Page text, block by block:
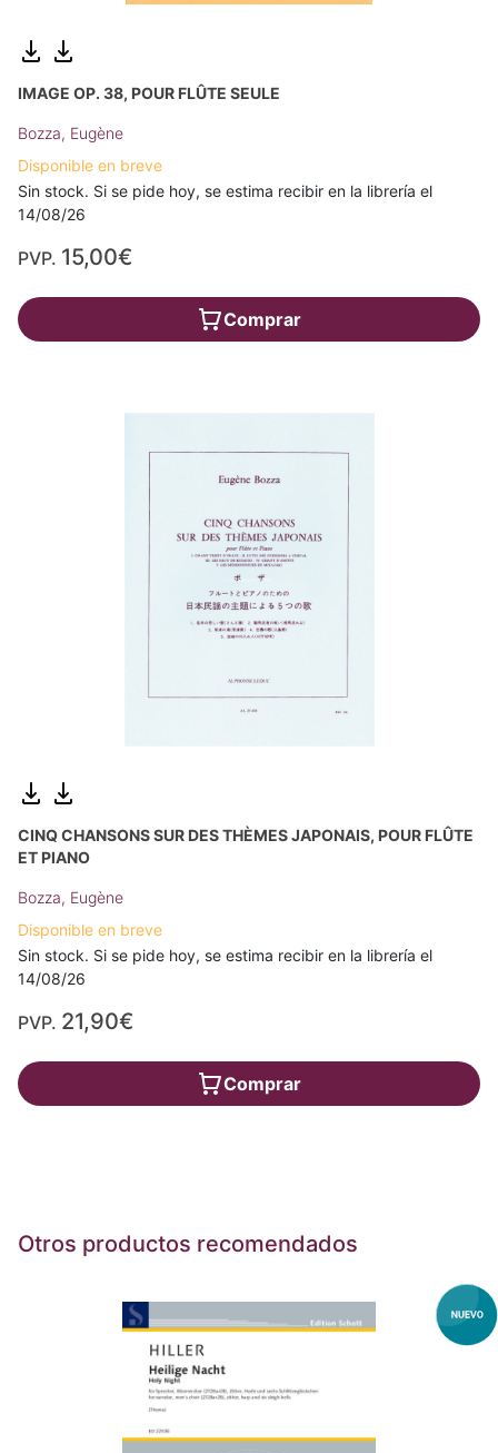
IMAGE OP. 38, POUR FLÛTE SEULE
Bozza, Eugène
Disponible en breve
Sin stock. Si se pide hoy, se estima recibir en la librería el
14/08/26
PVP. 15,00€
Comprar
CINQ CHANSONS SUR DES THÈMES JAPONAIS, POUR FLÛTE
ET PIANO
Bozza, Eugène
Disponible en breve
Sin stock. Si se pide hoy, se estima recibir en la librería el
14/08/26
PVP. 21,90€
Comprar
Otros productos recomendados